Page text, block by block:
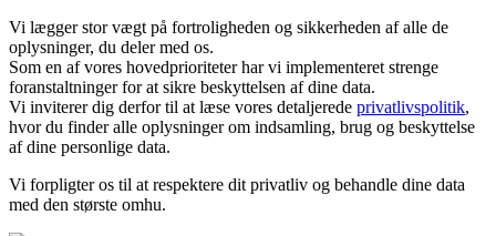
Vi lægger stor vægt på fortroligheden og sikkerheden af alle de
oplysninger, du deler med os.
Som en af vores hovedprioriteter har vi implementeret strenge
foranstaltninger for at sikre beskyttelsen af dine data.
Vi inviterer dig derfor til at læse vores detaljerede privatlivspolitik,
hvor du finder alle oplysninger om indsamling, brug og beskyttelse
af dine personlige data.
Vi forpligter os til at respektere dit privatliv og behandle dine data
med den største omhu.